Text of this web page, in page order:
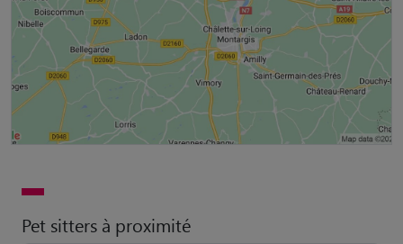
Pet sitters à proximité